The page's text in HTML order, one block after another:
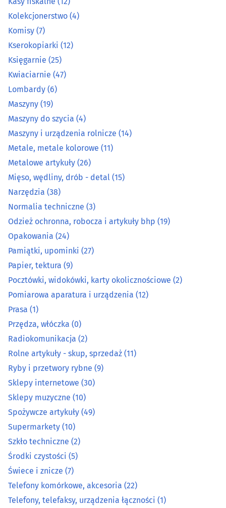
Kolekcjonerstwo (4)
Komisy (7)
Kserokopiarki(12)
Księgarnie (25)
Kwiaciarnie
Lombardy
Maszyny(19)
Maszyny do szycia
Maszyny i urządzenia rolnicze(14)
Metale, metale kolorowe
Metalowe artykuły
Mięso, wędliny, drób - detal(15)
Narzędzia(38)
Normalia techniczne
Odzież ochronna, robocza i artykuły bhp
Opakowania(24)
Pamiątki, upominki
Papier, tektura (9)
Pocztówki, widokówki, karty okolicznościowe
Pomiarowa aparatura i urządzenia(12)
Kolekcjonerstwo (4)
Komisy (7)
Kserokopiarki (12)
Księgarnie (25)
Kwiaciarnie (47)
Lombardy (6)
Maszyny (19)
Maszyny do szycia (4)
Maszyny i urządzenia rolnicze (14)
Metale, metale kolorowe (11)
Metalowe artykuły (26)
Mięso, wędliny, drób - detal (15)
Narzędzia (38)
Normalia techniczne (3)
Odzież ochronna, robocza i artykuły bhp (19)
Opakowania (24)
Pamiątki, upominki (27)
Papier, tektura (9)
Pocztówki, widokówki, karty okolicznościowe (2)
Pomiarowa aparatura i urządzenia (12)
Prasa (1)
Przędza, włóczka (0)
Radiokomunikacja (2)
Rolne artykuły - skup, sprzedaż (11)
Ryby i przetwory rybne (9)
Sklepy internetowe (30)
Sklepy muzyczne (10)
Spożywcze artykuły (49)
Supermarkety (10)
Szkło techniczne (2)
Środki czystości (5)
Świece i znicze (7)
Telefony komórkowe, akcesoria (22)
Telefony, telefaksy, urządzenia łączności (1)